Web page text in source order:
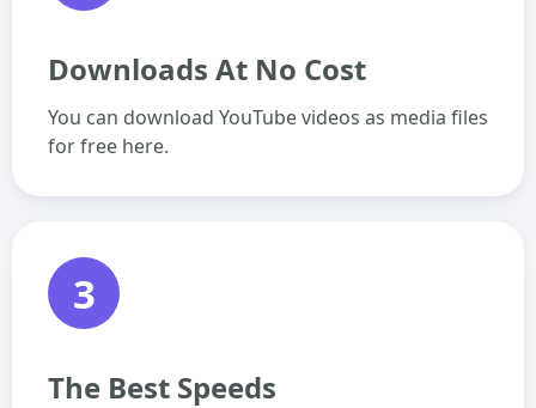
Downloads At No Cost
You can download YouTube videos as media files
for free here.
3
The Best Speeds